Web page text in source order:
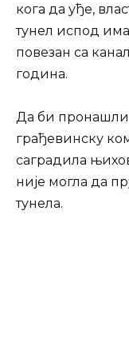
кога да уђе,
тунел испод
повезан са
година.
Да би пронашли
грађевинску
саградила
није могла да
тунела.